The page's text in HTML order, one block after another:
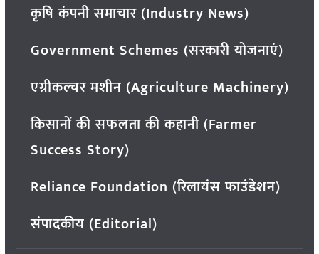
कृषि कंपनी समाचार (Industry News)
Government Schemes (सरकारी योजनाएं)
एग्रीकल्चर मशीन (Agriculture Machinery)
किसानों की सफलता की कहानी (Farmer
Success Story)
Reliance Foundation (रिलायंस फाउंडेशन)
संपादकीय (Editorial)